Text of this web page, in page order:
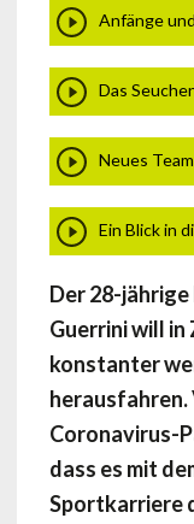
Anfänge
Das
Neues
Ein Blick in
Der 28-
Guerrini will
konstanter
herausfahren.
Coronavirus-
dass es mit
Sportkarriere